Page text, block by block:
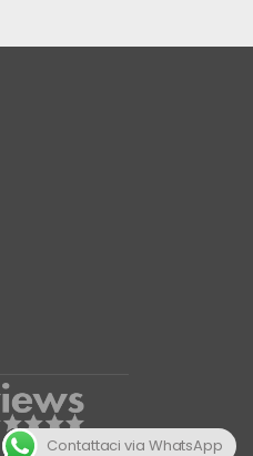
Contattaci via WhatsApp